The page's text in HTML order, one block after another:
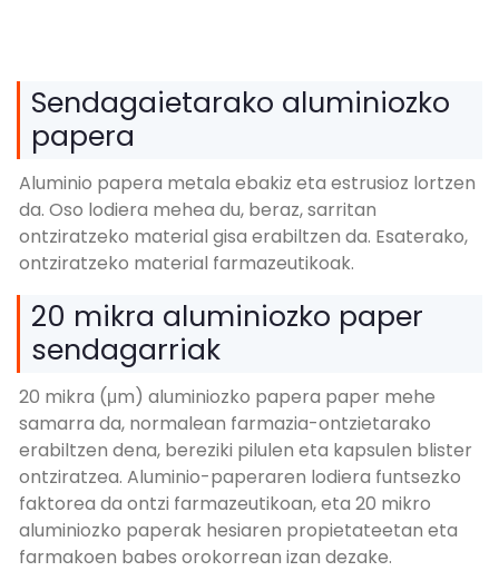
Sendagaietarako aluminiozko
papera
Aluminio papera metala ebakiz eta estrusioz lortzen
da. Oso lodiera mehea du, beraz, sarritan
ontziratzeko material gisa erabiltzen da. Esaterako,
ontziratzeko material farmazeutikoak.
20 mikra aluminiozko paper
sendagarriak
20 mikra (μm) aluminiozko papera paper mehe
samarra da, normalean farmazia-ontzietarako
erabiltzen dena, bereziki pilulen eta kapsulen blister
ontziratzea. Aluminio-paperaren lodiera funtsezko
faktorea da ontzi farmazeutikoan, eta 20 mikro
aluminiozko paperak hesiaren propietateetan eta
farmakoen babes orokorrean izan dezake.